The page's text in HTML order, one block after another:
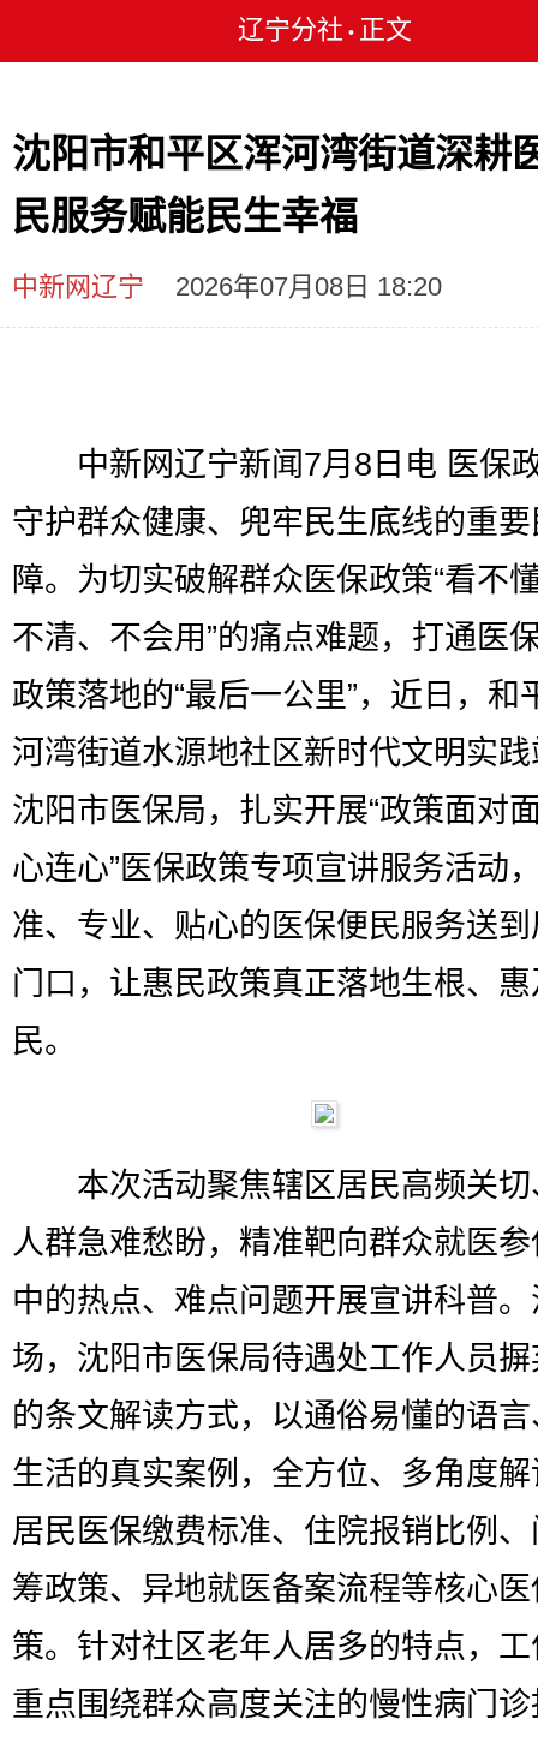
辽宁分社 • 正文
沈阳市和平区浑河湾街道深耕
民服务赋能民生幸福
中新网辽宁 2026年07月08日 18:20
中新网辽宁新闻7月8日电 医保
守护群众健康、兜牢民生底线的重
障。为切实破解群众医保政策“看不
不清、不会用”的痛点难题，打通医
政策落地的“最后一公里”，近日，和
河湾街道水源地社区新时代文明实
沈阳市医保局，扎实开展“政策面对
心连心”医保政策专项宣讲服务活动
准、专业、贴心的医保便民服务送
门口，让惠民政策真正落地生根、
民。
本次活动聚焦辖区居民高频关切
人群急难愁盼，精准靶向群众就医
中的热点、难点问题开展宣讲科普
场，沈阳市医保局待遇处工作人员
的条文解读方式，以通俗易懂的语
生活的真实案例，全方位、多角度
居民医保缴费标准、住院报销比例
筹政策、异地就医备案流程等核心
策。针对社区老年人居多的特点，
重点围绕群众高度关注的慢性病门